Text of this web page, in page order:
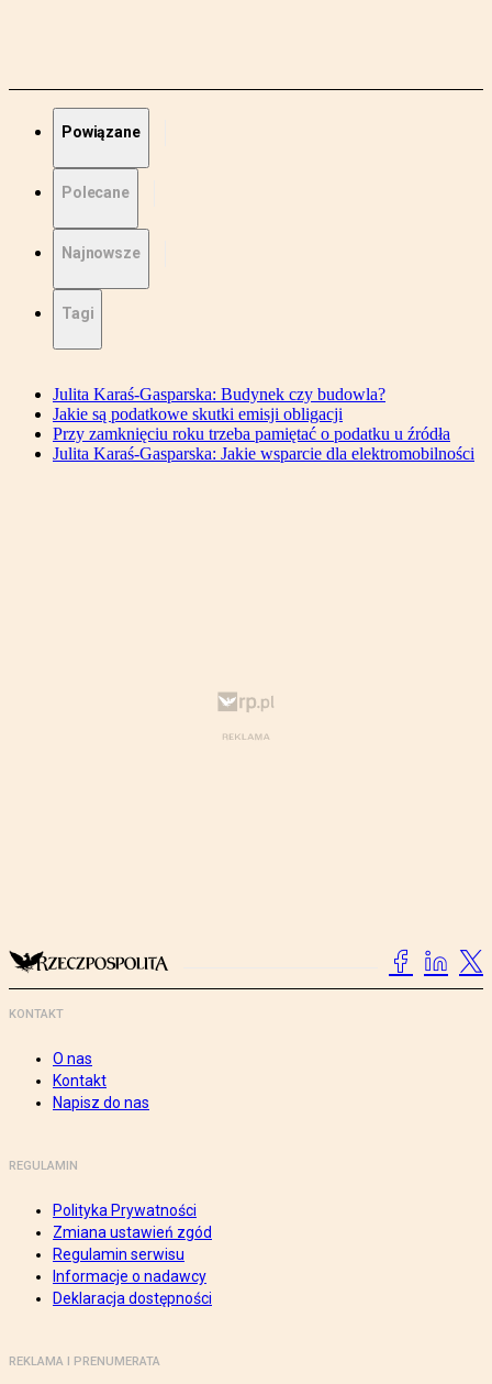
Powiązane
Polecane
Najnowsze
Tagi
Julita Karaś-Gasparska: Budynek czy budowla?
Jakie są podatkowe skutki emisji obligacji
Przy zamknięciu roku trzeba pamiętać o podatku u źródła
Julita Karaś-Gasparska: Jakie wsparcie dla elektromobilności
KONTAKT
O nas
Kontakt
Napisz do nas
REGULAMIN
Polityka Prywatności
Zmiana ustawień zgód
Regulamin serwisu
Informacje o nadawcy
Deklaracja dostępności
REKLAMA I PRENUMERATA